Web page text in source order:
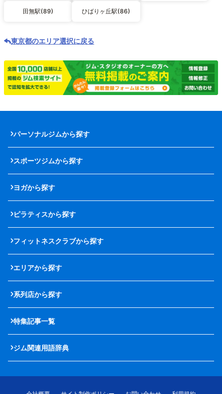
田無駅(89) ひばりヶ丘駅(86)
東京都のエリア選択に戻る
パーソナルジムから探す
スポーツジムから探す
ヨガから探す
ピラティスから探す
フィットネスクラブから探す
エリアから探す
系列店から探す
特集記事一覧
ジム関連用語辞典